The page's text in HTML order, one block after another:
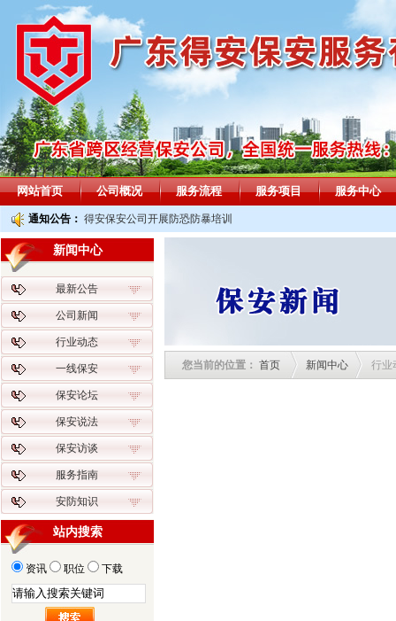
网站首页 公司概况 服务流程 服务项目 服务中心
通知公告： 得安保安公司开展防恐防暴培训
您当前的位置： 首页 新闻中心 行业
新闻中心
最新公告
公司新闻
行业动态
一线保安
保安论坛
保安说法
保安访谈
服务指南
安防知识
站内搜索
资讯 职位 下载